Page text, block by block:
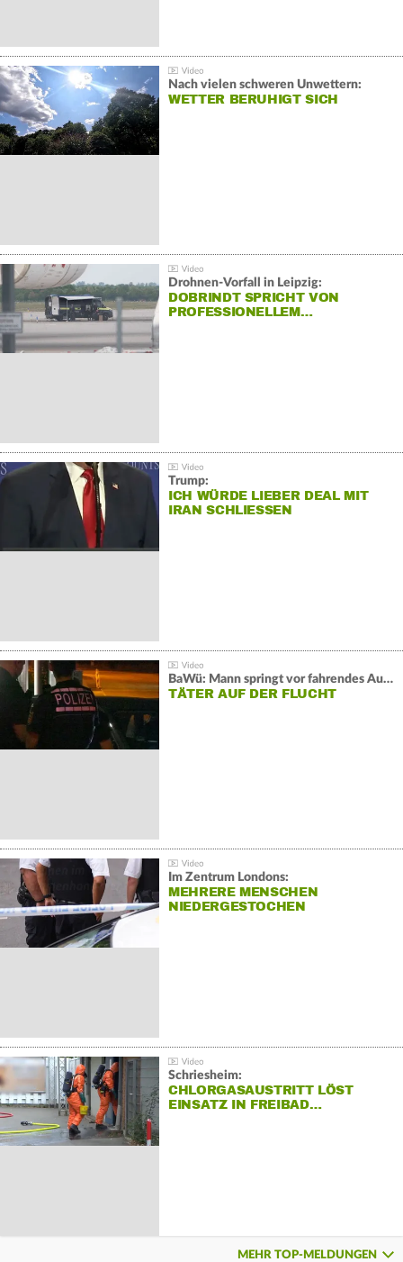
Nach vielen schweren Unwettern:
WETTER BERUHIGT SICH
Drohnen-Vorfall in Leipzig:
DOBRINDT SPRICHT VON
PROFESSIONELLEM…
Trump:
ICH WÜRDE LIEBER DEAL MIT
IRAN SCHLIESSEN
BaWü: Mann springt vor fahrendes Auto und schießt
TÄTER AUF DER FLUCHT
Im Zentrum Londons:
MEHRERE MENSCHEN
NIEDERGESTOCHEN
Schriesheim:
CHLORGASAUSTRITT LÖST
EINSATZ IN FREIBAD…
MEHR TOP-MELDUNGEN